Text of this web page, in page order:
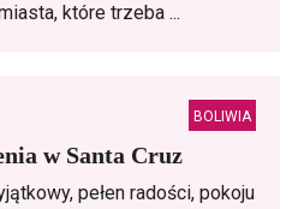
które trzeba ...
BOLIWIA
w Santa Cruz
pełen radości, pokoju